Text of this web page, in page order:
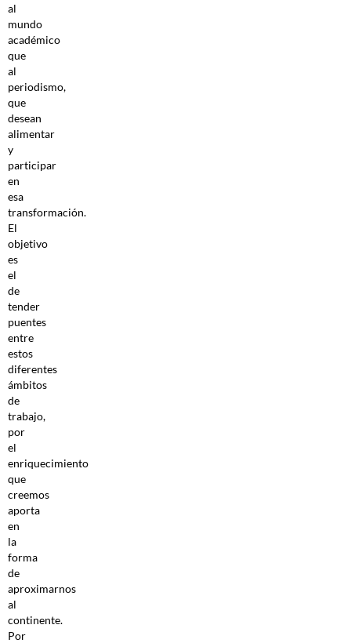
al
mundo
académico
que
al
periodismo,
que
desean
alimentar
y
participar
en
esa
transformación.
El
objetivo
es
el
de
tender
puentes
entre
estos
diferentes
ámbitos
de
trabajo,
por
el
enriquecimiento
que
creemos
aporta
en
la
forma
de
aproximarnos
al
continente.
Por